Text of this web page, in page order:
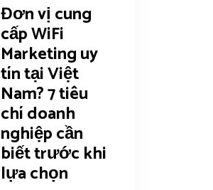
Đơn vị cung
cấp WiFi
Marketing uy
tín tại Việt
Nam? 7 tiêu
chí doanh
nghiệp cần
biết trước khi
lựa chọn